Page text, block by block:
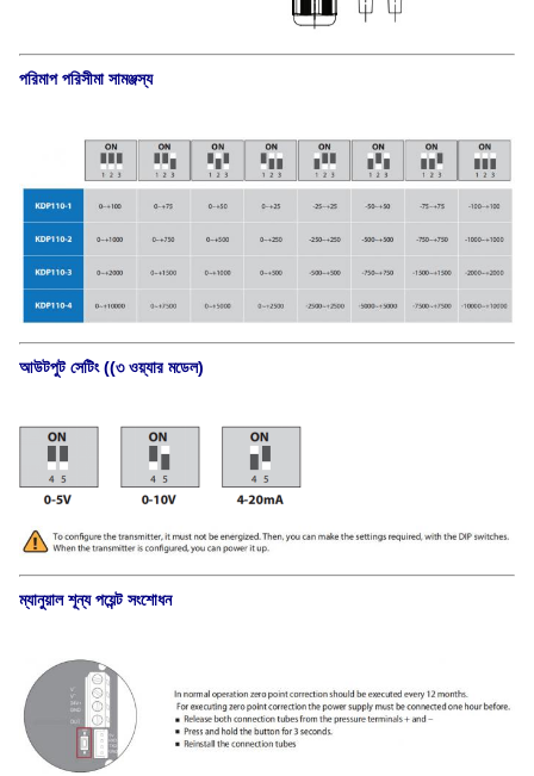
পরিমাপ পরিসীমা সামঞ্জস্য
আউটপুট সেটিং ((৩ ওয়্যার মডেল)
ম্যানুয়াল শূন্য পয়েন্ট সংশোধন